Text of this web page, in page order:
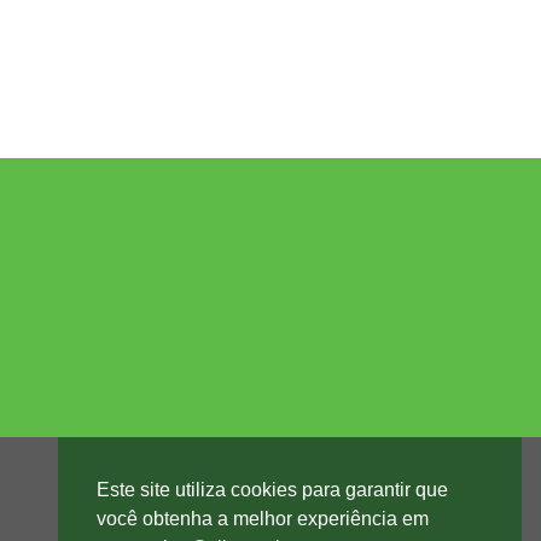
Este site utiliza cookies para garantir que
você obtenha a melhor experiência em